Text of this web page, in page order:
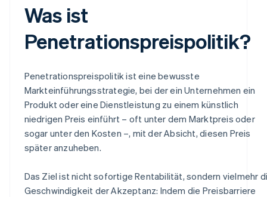
Was ist
Penetrationspreispolitik?
Penetrationspreispolitik ist eine bewusste
Markteinführungsstrategie, bei der ein Unternehmen ein
Produkt oder eine Dienstleistung zu einem künstlich
niedrigen Preis einführt – oft unter dem Marktpreis oder
sogar unter den Kosten –, mit der Absicht, diesen Preis
später anzuheben.
Das Ziel ist nicht sofortige Rentabilität, sondern vielmehr
Geschwindigkeit der Akzeptanz: Indem die Preisbarriere